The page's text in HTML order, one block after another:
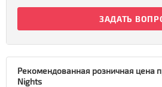
ЗАДАТЬ
Рекомендованная розничная цена
Nights